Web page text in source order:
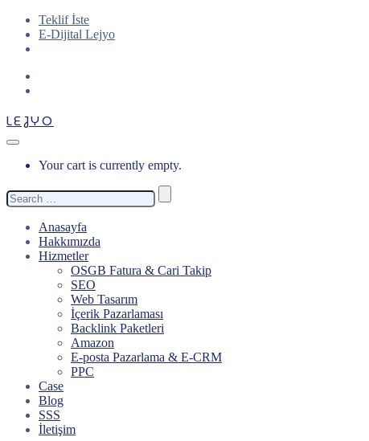
Teklif İste
E-Dijital Lejyo
LEJYO
Your cart is currently empty.
Search
for:
Anasayfa
Hakkımızda
Hizmetler
OSGB Fatura & Cari Takip
SEO
Web Tasarım
İçerik Pazarlaması
Backlink Paketleri
Amazon
E-posta Pazarlama & E-CRM
PPC
Case
Blog
SSS
İletişim